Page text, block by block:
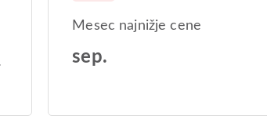
Mesec najnižje cene
sep.